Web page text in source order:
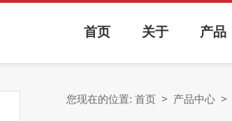
首页 关于 产品
您现在的位置: 首页 > 产品中心 >